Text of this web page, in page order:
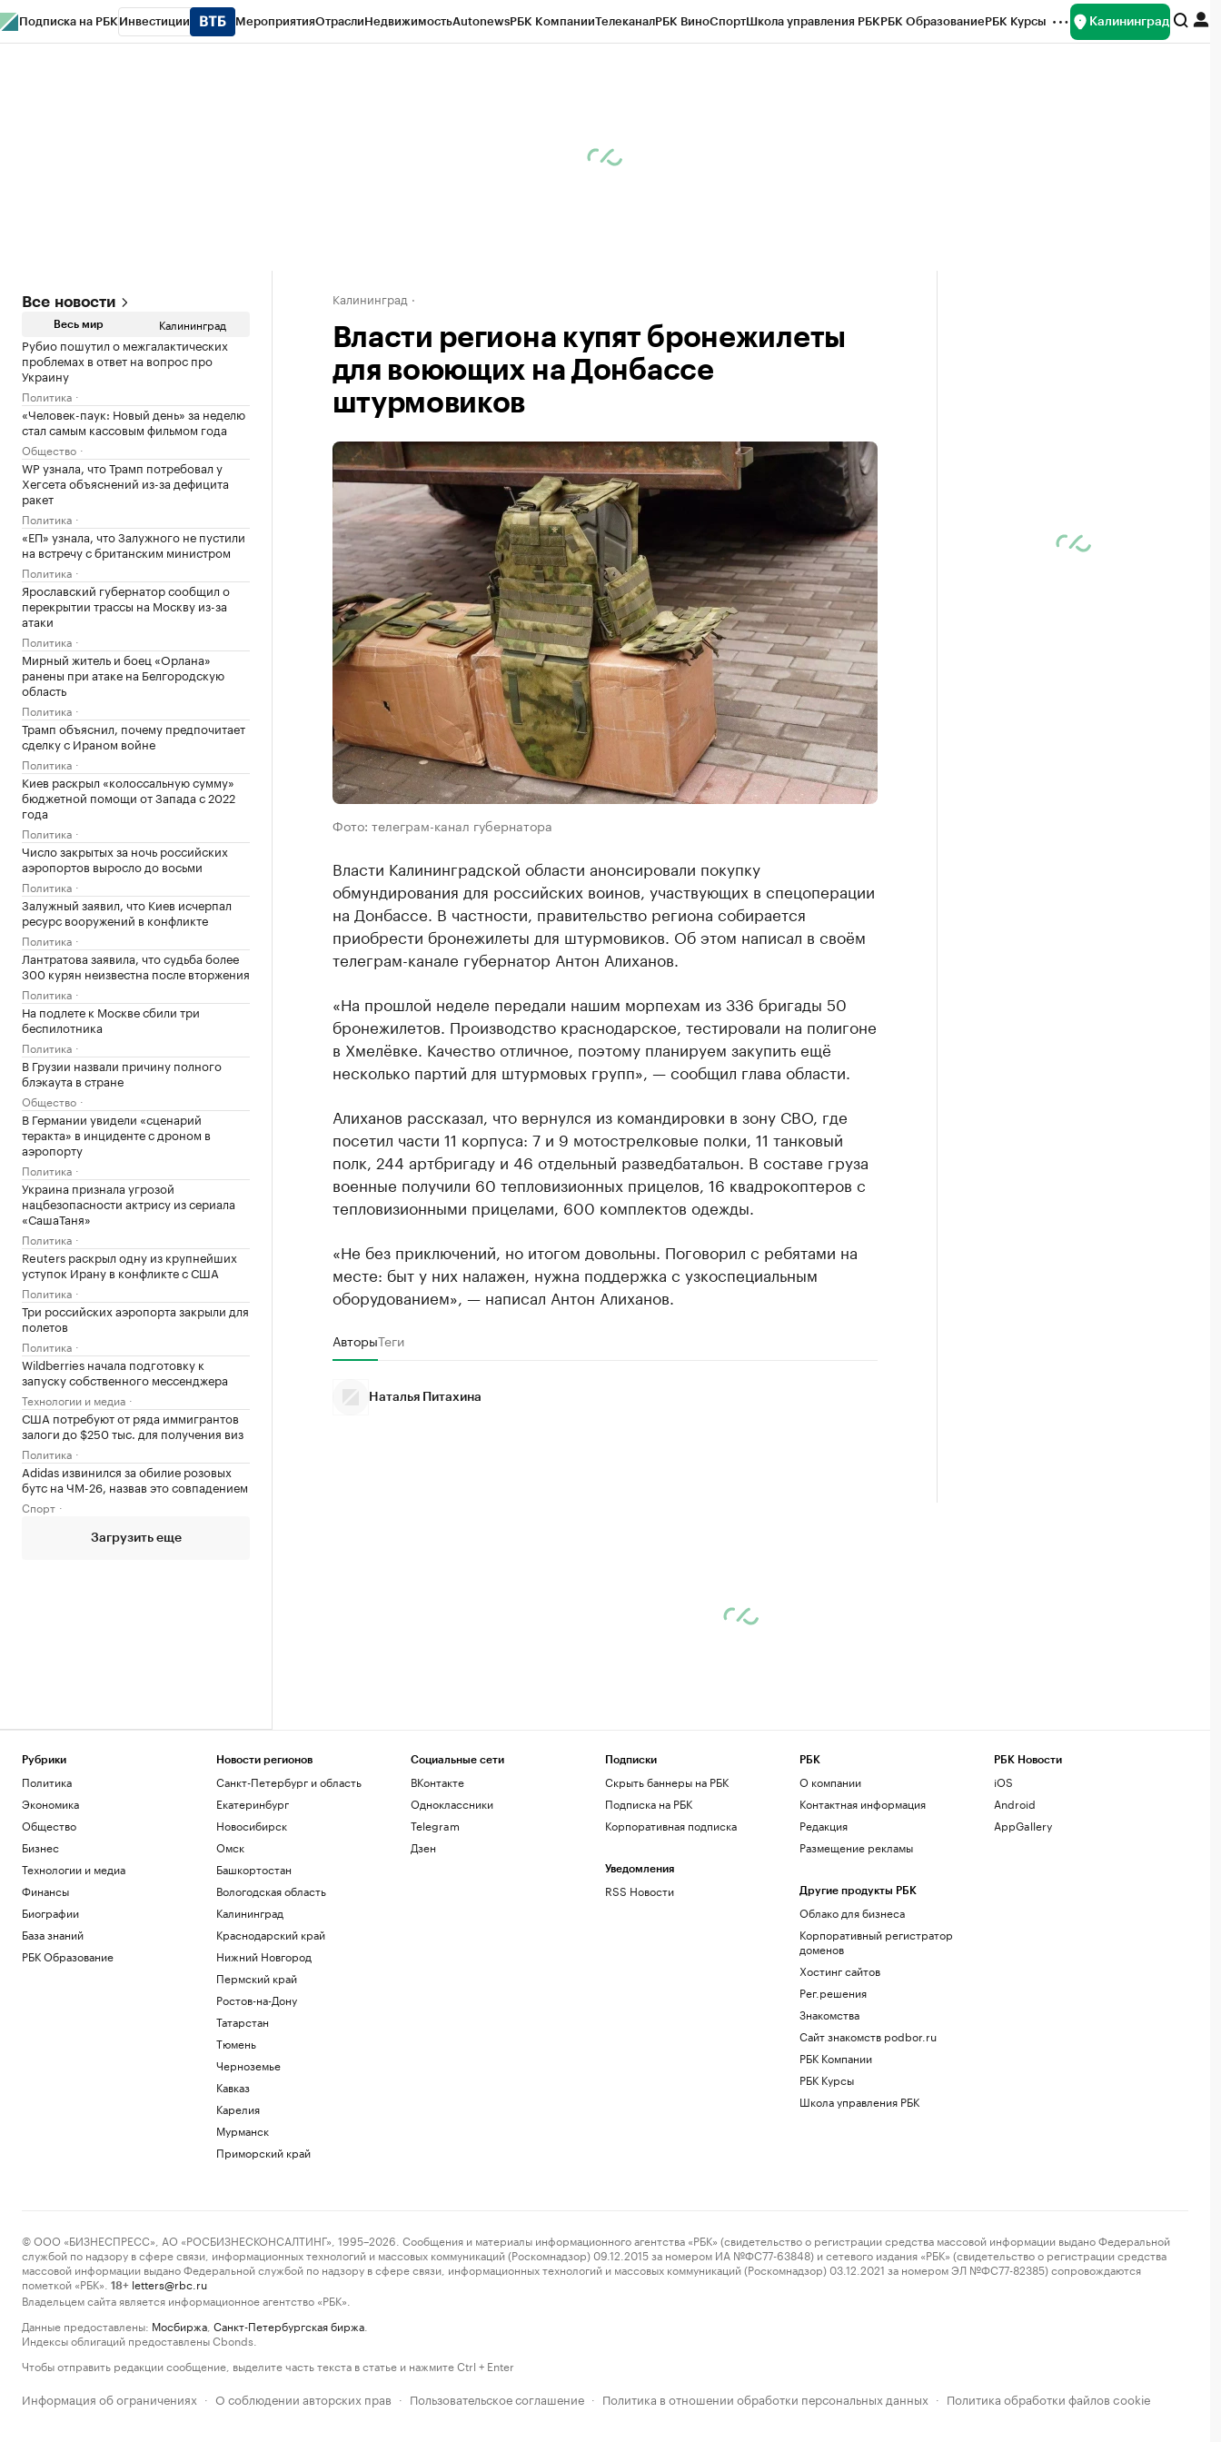
Подписка на РБК Инвестиции МероприятияОтраслиНедвижимостьAutonewsРБК КомпанииТелеканалРБК ВиноСпортШкола управления РБКРБК ОбразованиеРБК Курсы Калининград
Все новости
Весь мир Калининград
Рубио пошутил о межгалактических
проблемах в ответ на вопрос про
Украину
Политика
«Человек-паук: Новый день» за неделю
стал самым кассовым фильмом года
Общество
WP узнала, что Трамп потребовал у
Хегсета объяснений из-за дефицита
ракет
Политика
«ЕП» узнала, что Залужного не пустили
на встречу с британским министром
Политика
Ярославский губернатор сообщил о
перекрытии трассы на Москву из-за
атаки
Политика
Мирный житель и боец «Орлана»
ранены при атаке на Белгородскую
область
Политика
Трамп объяснил, почему предпочитает
сделку с Ираном войне
Политика
Киев раскрыл «колоссальную сумму»
бюджетной помощи от Запада с 2022
года
Политика
Число закрытых за ночь российских
аэропортов выросло до восьми
Политика
Залужный заявил, что Киев исчерпал
ресурс вооружений в конфликте
Политика
Лантратова заявила, что судьба более
300 курян неизвестна после вторжения
Политика
На подлете к Москве сбили три
беспилотника
Политика
В Грузии назвали причину полного
блэкаута в стране
Общество
В Германии увидели «сценарий
теракта» в инциденте с дроном в
аэропорту
Политика
Украина признала угрозой
нацбезопасности актрису из сериала
«СашаТаня»
Политика
Reuters раскрыл одну из крупнейших
уступок Ирану в конфликте с США
Политика
Три российских аэропорта закрыли для
полетов
Политика
Wildberries начала подготовку к
запуску собственного мессенджера
Технологии и медиа
США потребуют от ряда иммигрантов
залоги до $250 тыс. для получения виз
Политика
Adidas извинился за обилие розовых
бутс на ЧМ-26, назвав это совпадением
Спорт
Загрузить еще
Калининград
Власти региона купят бронежилеты
для воюющих на Донбассе
штурмовиков
Фото: телеграм-канал губернатора
Власти Калининградской области анонсировали покупку
обмундирования для российских воинов, участвующих в спецоперации
на Донбассе. В частности, правительство региона собирается
приобрести бронежилеты для штурмовиков. Об этом написал в своём
телеграм-канале губернатор Антон Алиханов.
«На прошлой неделе передали нашим морпехам из 336 бригады 50
бронежилетов. Производство краснодарское, тестировали на полигоне
в Хмелёвке. Качество отличное, поэтому планируем закупить ещё
несколько партий для штурмовых групп», — сообщил глава области.
Алиханов рассказал, что вернулся из командировки в зону СВО, где
посетил части 11 корпуса: 7 и 9 мотострелковые полки, 11 танковый
полк, 244 артбригаду и 46 отдельный разведбатальон. В составе груза
военные получили 60 тепловизионных прицелов, 16 квадрокоптеров с
тепловизионными прицелами, 600 комплектов одежды.
«Не без приключений, но итогом довольны. Поговорил с ребятами на
месте: быт у них налажен, нужна поддержка с узкоспециальным
оборудованием», — написал Антон Алиханов.
АвторыТеги
Наталья Питахина
Рубрики
Политика
Экономика
Общество
Бизнес
Технологии и медиа
Финансы
Биографии
База знаний
РБК Образование
Новости регионов
Санкт-Петербург и область
Екатеринбург
Новосибирск
Омск
Башкортостан
Вологодская область
Калининград
Краснодарский край
Нижний Новгород
Пермский край
Ростов-на-Дону
Татарстан
Тюмень
Черноземье
Кавказ
Карелия
Мурманск
Приморский край
Социальные сети
ВКонтакте
Одноклассники
Telegram
Дзен
Подписки
Скрыть баннеры на РБК
Подписка на РБК
Корпоративная подписка
Уведомления
RSS Новости
РБК
О компании
Контактная информация
Редакция
Размещение рекламы
Другие продукты РБК
Облако для бизнеса
Корпоративный регистратор
доменов
Хостинг сайтов
Рег.решения
Знакомства
Сайт знакомств podbor.ru
РБК Компании
РБК Курсы
Школа управления РБК
РБК Новости
iOS
Android
AppGallery
© ООО «БИЗНЕСПРЕСС», АО «РОСБИЗНЕСКОНСАЛТИНГ», 1995–2026. Сообщения и материалы информационного агентства «РБК» (свидетельство о регистрации средства массовой информации выдано Федеральной
службой по надзору в сфере связи, информационных технологий и массовых коммуникаций (Роскомнадзор) 09.12.2015 за номером ИА №ФС77-63848) и сетевого издания «РБК» (свидетельство о регистрации средства
массовой информации выдано Федеральной службой по надзору в сфере связи, информационных технологий и массовых коммуникаций (Роскомнадзор) 03.12.2021 за номером ЭЛ №ФС77-82385) сопровождаются
пометкой «РБК».
18+ letters@rbc.ru
Владельцем сайта является информационное агентство «РБК».
Данные предоставлены: Мосбиржа Санкт-Петербургская биржа
Индексы облигаций предоставлены Cbonds.
Чтобы отправить редакции сообщение, выделите часть текста в статье и нажмите Ctrl + Enter
Информация об ограничениях · О соблюдении авторских прав · Пользовательское соглашение · Политика в отношении обработки персональных данных · Политика обработки файлов cookie